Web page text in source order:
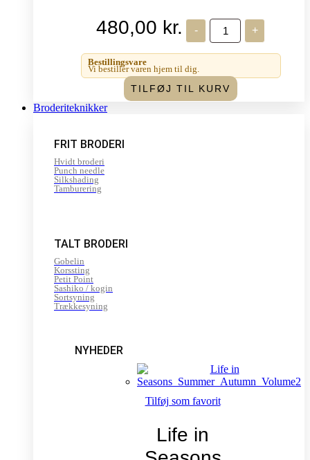
480,00 kr. -
Haandarbejdets
Fremme
-
Tusindfryd
VO
antal
+
Bestillingsvare
Vi bestiller varen hjem til dig.
TILFØJ TIL KURV
Broderiteknikker
FRIT BRODERI
Hvidt broderi
Punch needle
Silkshading
Tamburering
TALT BRODERI
Gobelin
Korssting
Petit Point
Sashiko / kogin
Sortsyning
Trækkesyning
NYHEDER
Tilføj som favorit
Life in